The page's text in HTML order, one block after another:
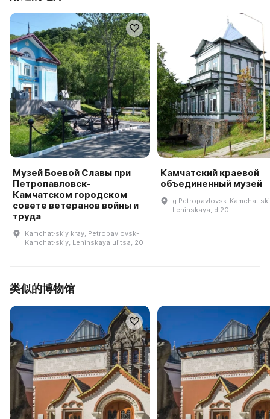
Музей Боевой Славы при
Петропавловск-
Камчатском городском
совете ветеранов войны и
труда
Kamchat·skiy kray, Petropavlovsk-
Kamchat·skiy, Leninskaya ulitsa, 20
Камчатский краевой
объединенный музей
g Petropavlovsk-
Leninskaya, d 20
类似的博物馆